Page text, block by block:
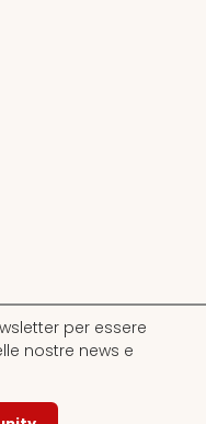
per essere
nostre news e